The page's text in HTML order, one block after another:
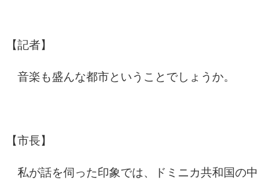
【記者】
音楽も盛んな都市ということでしょうか。
【市長】
私が話を伺った印象では、ドミニカ共和国の中